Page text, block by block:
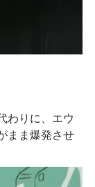
わりに、エウ
まま爆発させ